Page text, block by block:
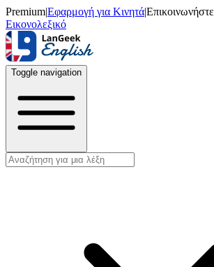
Premium|Εφαρμογή για Κινητά|
Εικονολεξικό
Toggle navigation